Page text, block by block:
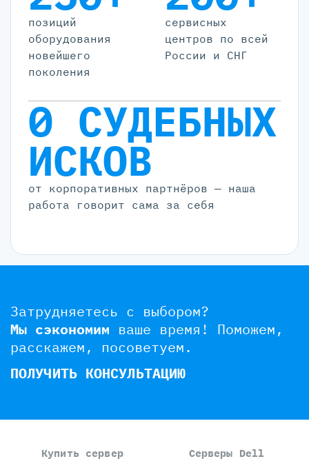
позиций
оборудования
новейшего
поколения
cервисных
центров по всей
России и СНГ
0 СУДЕБНЫХ
ИСКОВ
от корпоративных партнёров — наша
работа говорит сама за себя
Затрудняетесь с выбором?
Мы сэкономим ваше время! Поможем,
расскажем, посоветуем.
ПОЛУЧИТЬ КОНСУЛЬТАЦИЮ
Купить сервер
Серверы Dell